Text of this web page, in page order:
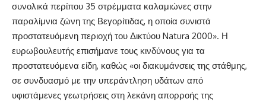
συνολικά περίπου 35 στρέμματα καλαμιώνες στην
παραλίμνια ζώνη της Βεγορίτιδας, η οποία συνιστά
προστατευόμενη περιοχή του Δικτύου Natura 2000». Η
ευρωβουλευτής επισήμανε τους κινδύνους για τα
προστατευόμενα είδη, καθώς «οι διακυμάνσεις της στάθμης,
σε συνδυασμό με την υπεράντληση υδάτων από
υφιστάμενες γεωτρήσεις στη λεκάνη απορροής της